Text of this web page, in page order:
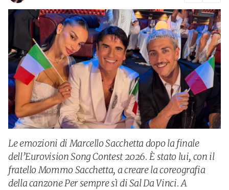
Le emozioni di Marcello Sacchetta dopo la finale
dell’Eurovision Song Contest 2026. È stato lui, con il
fratello Mommo Sacchetta, a creare la coreografia
della canzone Per sempre sì di Sal Da Vinci. A